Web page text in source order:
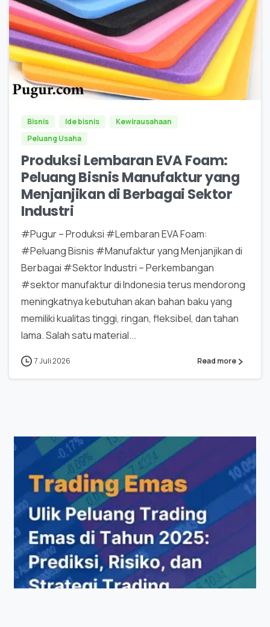
0
Bisnis Ide bisnis
Kewirausahaan
Peluang Usaha
Produksi Lembaran EVA Foam:
Peluang Bisnis Manufaktur yang
Menjanjikan di Berbagai Sektor
Industri
#Pugur – Produksi #Lembaran EVA Foam:
#Peluang Bisnis #Manufaktur yang Menjanjikan di
Berbagai #Sektor Industri – Perkembangan
#sektor manufaktur di Indonesia terus mendorong
meningkatnya kebutuhan akan bahan baku yang
memiliki kualitas tinggi, ringan, fleksibel, dan tahan
lama. Salah satu material...
7 Juli 2026 Read more